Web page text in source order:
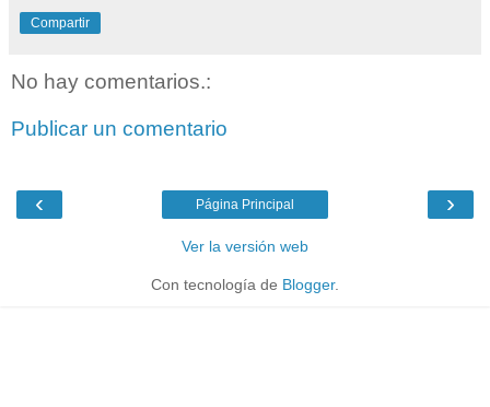
Compartir
No hay comentarios.:
Publicar un comentario
‹ ›
Página Principal
Ver la versión web
Con tecnología de Blogger.